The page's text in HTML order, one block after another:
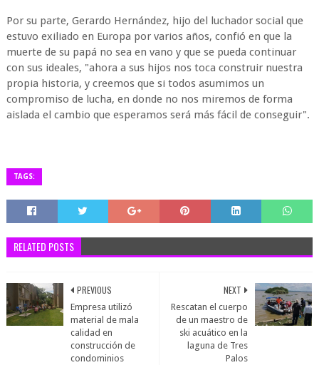
Por su parte, Gerardo Hernández, hijo del luchador social que
estuvo exiliado en Europa por varios años, confió en que la
muerte de su papá no sea en vano y que se pueda continuar
con sus ideales, "ahora a sus hijos nos toca construir nuestra
propia historia, y creemos que si todos asumimos un
compromiso de lucha, en donde no nos miremos de forma
aislada el cambio que esperamos será más fácil de conseguir".
TAGS:
RELATED POSTS
NEXT
Rescatan el cuerpo
de un maestro de
ski acuático en la
laguna de Tres
Palos
PREVIOUS
Empresa utilizó
material de mala
calidad en
construcción de
condominios